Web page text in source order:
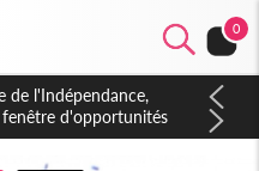
0
la fronde, les agents
la direction sur les